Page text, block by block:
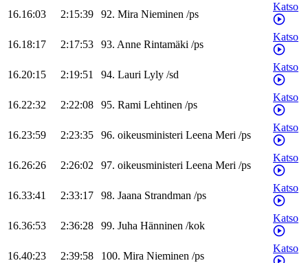
16.16:03 2:15:39 92. Mira Nieminen /ps
Katso
16.18:17 2:17:53 93. Anne Rintamäki /ps
Katso
16.20:15 2:19:51 94. Lauri Lyly /sd
Katso
16.22:32 2:22:08 95. Rami Lehtinen /ps
Katso
16.23:59 2:23:35 96. oikeusministeri Leena Meri /ps
Katso
16.26:26 2:26:02 97. oikeusministeri Leena Meri /ps
Katso
16.33:41 2:33:17 98. Jaana Strandman /ps
Katso
16.36:53 2:36:28 99. Juha Hänninen /kok
Katso
16.40:23 2:39:58 100. Mira Nieminen /ps
Katso